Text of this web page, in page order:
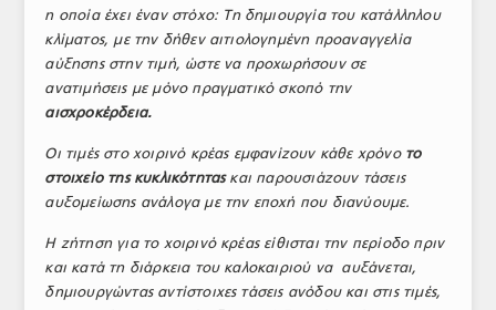
η οποία έχει έναν στόχο: Tη δημιουργία του κατάλληλου
κλίματος, με την δήθεν αιτιολογημένη προαναγγελία
αύξησης στην τιμή, ώστε να προχωρήσουν σε
ανατιμήσεις με μόνο πραγματικό σκοπό την
αισχροκέρδεια.
Οι τιμές στο χοιρινό κρέας εμφανίζουν κάθε χρόνο το
στοιχείο της κυκλικότηταςκαι παρουσιάζουν τάσεις
αυξομείωσης ανάλογα με την εποχή που διανύουμε.
Η ζήτηση για το χοιρινό κρέας είθισται την περίοδο πριν
και κατά τη διάρκεια του καλοκαιριού να αυξάνεται,
δημιουργώντας αντίστοιχες τάσεις ανόδου και στις τιμές,